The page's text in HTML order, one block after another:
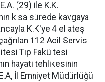
(29) ile K.K.
kısa sürede kavgaya
K.K'ye 4 el ateş
112 Acil Servis
Tıp Fakültesi
hayati tehlikesinin
İl Emniyet Müdürlüğü